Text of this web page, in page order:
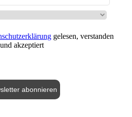
gelesen, verstanden
und akzeptiert
abonnieren